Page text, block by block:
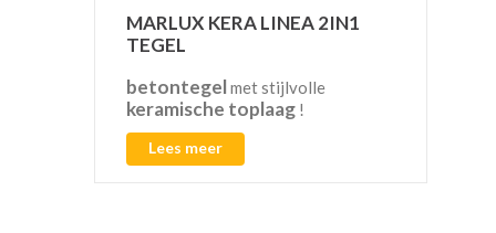
MARLUX KERA LINEA 2IN1
TEGEL
betontegelmet stijlvolle
keramische toplaag !
Lees meer